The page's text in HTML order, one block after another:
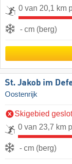
0 van 20,1 km
- cm (berg)
St. Jakob im
Oostenrijk
Skigebied
0 van 23,7 km
- cm (berg)